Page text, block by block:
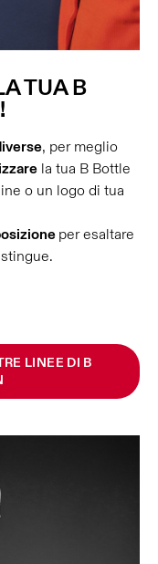
TUA B
, per meglio
la tua B Bottle
o un logo di tua
per esaltare
LINEE DI B